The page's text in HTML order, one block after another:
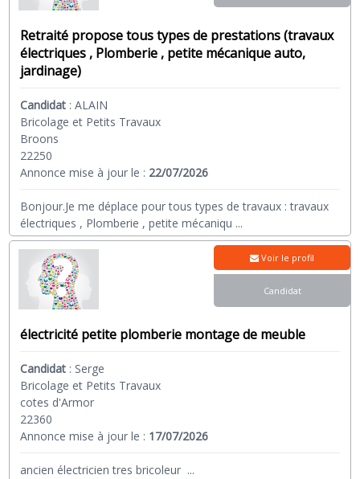
Retraité propose tous types de prestations (travaux
électriques , Plomberie , petite mécanique auto,
jardinage)
Candidat :ALAIN
Bricolage et Petits Travaux
Broons
22250
Annonce mise à jour le : 22/07/2026
Bonjour.Je me déplace pour tous types de travaux : travaux
électriques , Plomberie , petite mécaniqu ...
électricité petite plomberie montage de meuble
Candidat : Serge
Bricolage et Petits Travaux
cotes d'Armor
22360
Annonce mise à jour le : 17/07/2026
ancien électricien tres bricoleur ...
Voir le profil
Candidat